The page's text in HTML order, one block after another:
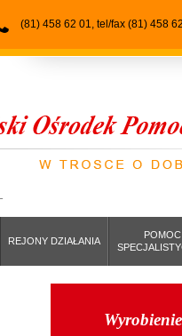
(81) 458 62 01, tel/fax (81) 458
REJONY DZIAŁANIA
POMOC